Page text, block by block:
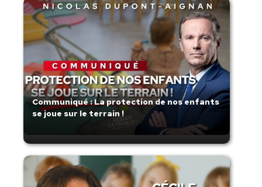
Communiqué : La protection de nos enfants
se joue sur le terrain !